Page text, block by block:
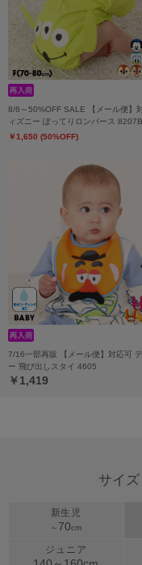
8/6～50%OFF SALE 【メール便】
ィズニー ぽってりロンパース 8207B
￥1,650 (50%OFF)
7/16一部再販 【メール便】対応可
ー 飛び出しスタイ 4605
￥1,419
サイ
新生児
～ 70cm
ジュニア